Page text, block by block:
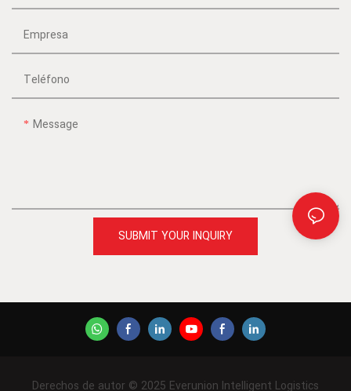
Empresa
Teléfono
Message
SUBMIT YOUR INQUIRY
Derechos de autor © 2025 Everunion Intelligent Logistics